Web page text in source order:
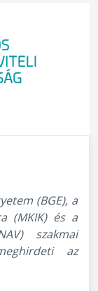
(BGE), a
(MKIK) és a
szakmai
az